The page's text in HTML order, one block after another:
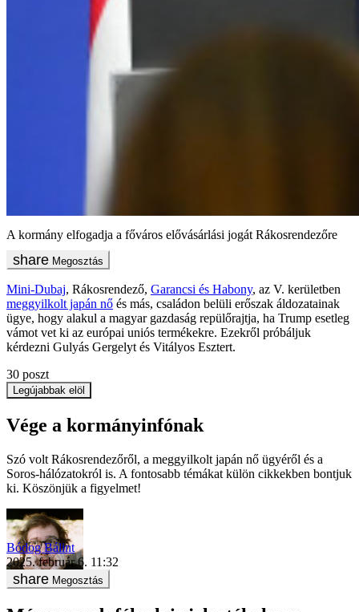
A kormány elfogadja a főváros elővásárlási jogát Rákosrendezőre
Megosztás
Mini-Dubaj, Rákosrendező, Garancsi és Habony, az V. kerületben
meggyilkolt japán nő és más, családon belüli erőszak áldozatainak
ügye, hogy alakul a magyar gazdaság repülőrajtja, ha Trump esetleg
vámot vet ki az európai uniós termékekre. Ezekről próbáljuk
kérdezni Gulyás Gergelyt és Vitályos Esztert.
30 poszt
Legújabbak elöl
Vége a kormányinfónak
Szó volt Rákosrendezőről, a meggyilkolt japán nő ügyéről és a
Soros-hálózatokról is. A fontosabb témákat külön cikkekben bontjuk
ki. Köszönjük a figyelmet!
Bódog Bálint
2025. február 6. 11:32
Megosztás